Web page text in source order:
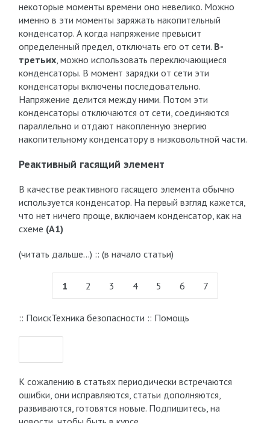
некоторые моменты времени оно невелико. Можно
именно в эти моменты заряжать накопительный
конденсатор. А когда напряжение превысит
определенный предел, отключать его от сети. В-
третьих, можно использовать переключающиеся
конденсаторы. В момент зарядки от сети эти
конденсаторы включены последовательно.
Напряжение делится между ними. Потом эти
конденсаторы отключаются от сети, соединяются
параллельно и отдают накопленную энергию
накопительному конденсатору в низковольтной части.
Реактивный гасящий элемент
В качестве реактивного гасящего элемента обычно
используется конденсатор. На первый взгляд кажется,
что нет ничего проще, включаем конденсатор, как на
схеме (A1)
(читать дальше…) :: (в начало статьи)
1 2 3 4 5 6 7
:: ПоискТехника безопасности :: Помощь
К сожалению в статьях периодически встречаются
ошибки, они исправляются, статьи дополняются,
развиваются, готовятся новые. Подпишитесь, на